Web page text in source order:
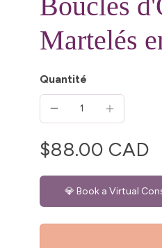
Martelés
Quantité
$88.00 CAD
💎 Book a Virtual